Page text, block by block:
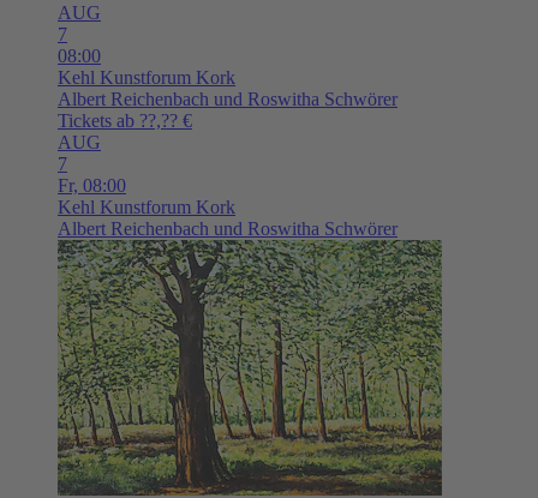
AUG
7
08:00
Kehl Kunstforum Kork
Albert Reichenbach und Roswitha Schwörer
Tickets ab ??,?? €
AUG
7
Fr, 08:00
Kehl Kunstforum Kork
Albert Reichenbach und Roswitha Schwörer